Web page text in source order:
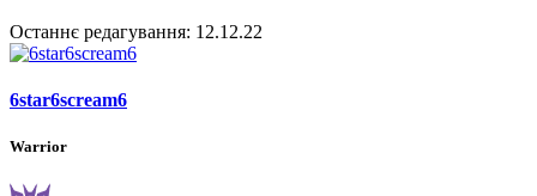
Останнє редагування: 12.12.22
6star6scream6
Warrior